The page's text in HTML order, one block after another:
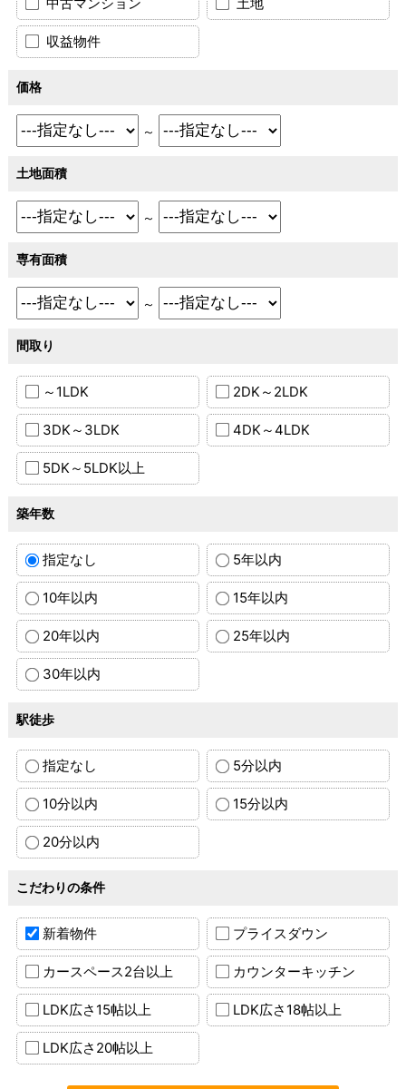
収益物件
価格
～
土地面積
～
専有面積
～
間取り
～1LDK 2DK～2LDK
3DK～3LDK 4DK～4LDK
5DK～5LDK以上
築年数
指定なし 5年以内
10年以内 15年以内
20年以内 25年以内
30年以内
駅徒歩
指定なし 5分以内
10分以内 15分以内
20分以内
こだわりの条件
新着物件 プライスダウン
カースペース2台以上 カウンターキッチン
LDK広さ15帖以上 LDK広さ18帖以上
LDK広さ20帖以上